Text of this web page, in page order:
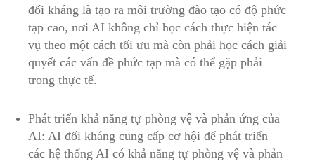
đối kháng là tạo ra môi trường đào​ tạo có độ phức
tạp cao, nơi AI không chỉ học cách thực hiện tác
vụ theo một cách tối ưu mà còn phải học cách giải
quyết các vấn đề phức tạp mà ⁢có thể gặp phải
trong ⁢thực tế.
Phát triển khả năng tự phòng vệ và phản ứng‌ của
AI: AI đối⁢ kháng ‌cung cấp cơ hội để ⁤phát triển⁣
các hệ thống AI có khả năng tự phòng vệ‍ và phản